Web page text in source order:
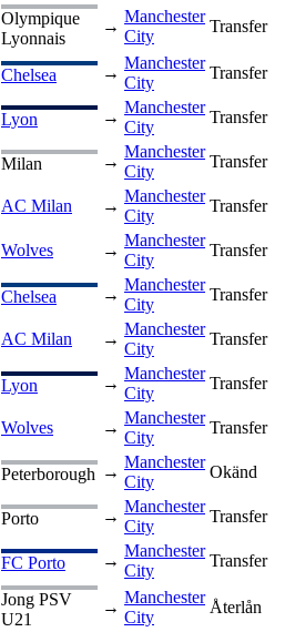
Olympique
Lyonnais
→
Manchester
City
Transfer
Chelsea →
Manchester
City
Transfer
Lyon →
Manchester
City
Transfer
Milan →
Manchester
City
Transfer
AC Milan →
Manchester
City
Transfer
Wolves →
Manchester
City
Transfer
Chelsea →
Manchester
City
Transfer
AC Milan →
Manchester
City
Transfer
Lyon →
Manchester
City
Transfer
Wolves →
Manchester
City
Transfer
Peterborough →
Manchester
City
Okänd
Porto →
Manchester
City
Transfer
FC Porto →
Manchester
City
Transfer
Jong PSV
U21
→
Manchester
City
Återlån